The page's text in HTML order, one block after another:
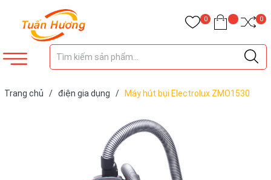
0 0
Trang chủ / điện gia dụng / Máy hút bụi Electrolux ZMO1530